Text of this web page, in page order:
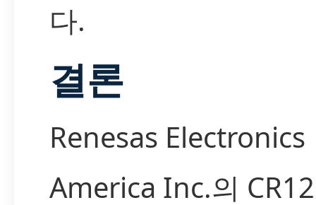
다.
결론
Renesas Electronics
America Inc.의